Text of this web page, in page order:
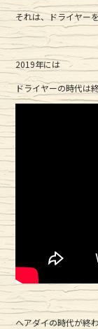
それは、ドライヤー
2019年には
ドライヤーの時代は
ヘアダイの時代が終